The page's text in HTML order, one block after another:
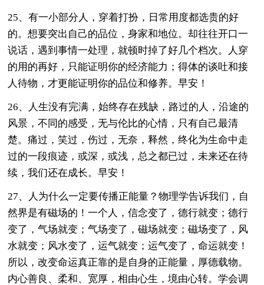
25、有一小部分人，穿着打扮，日常用度都选贵的好
的。想要突出自己的品位，身家和地位。却往往开口一
说话，遇到事情一处理，就顿时掉了好几个档次。人穿
的用的再好，只能证明你的经济能力；得体的谈吐和接
人待物，才更能证明你的品位和修养。早安！
26、人生没有完满，始终存在残缺，路过的人，沿途的
风景，不同的感受，无与伦比的心情，只有自己最清
楚。痛过，笑过，伤过，无奈，释然，终化为生命中走
过的一段痕迹，或深，或浅，总之都已过，未来还在待
续，我们还在成长。早安！
27、人为什么一定要传播正能量？物理学告诉我们，自
然界是有磁场的！一个人，信念变了，德行就变；德行
变了，气场就变；气场变了，磁场就变；磁场变了，风
水就变；风水变了，运气就变；运气变了，命运就变！
所以，改变命运真正靠的是自身的正能量，厚德载物。
内心善良、柔和、宽厚，相由心生，境由心转。学会调